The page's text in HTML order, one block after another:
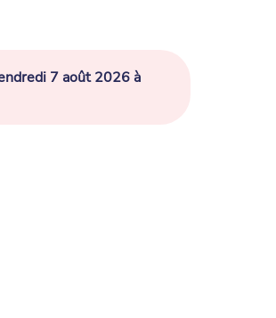
7 août 2026 à